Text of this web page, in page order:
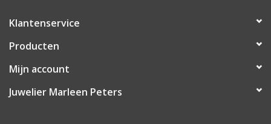
Klantenservice
Producten
Mijn account
Juwelier Marleen Peters